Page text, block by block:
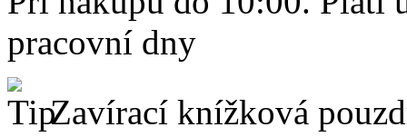
pracovní dny
Zavírací knížková